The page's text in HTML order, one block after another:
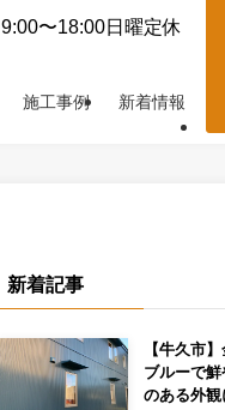
9:00〜18:00日曜定休
施工事例 新着情報
新着記事
【牛久市
ブルーで
のある外観